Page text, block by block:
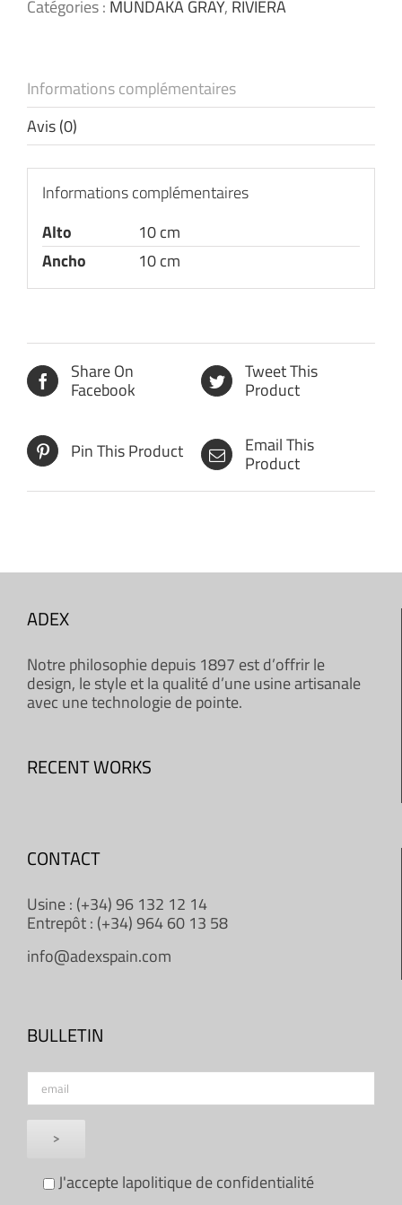
Catégories : MUNDAKA GRAY, RIVIERA
Informations complémentaires
Avis (0)
Informations complémentaires
Alto
10 cm
Ancho
10 cm
Share On
Facebook
Tweet This
Product
Pin This Product Email This
Product
ADEX
Notre philosophie depuis 1897 est d’offrir le
design, le style et la qualité d’une usine artisanale
avec une technologie de pointe.
RECENT WORKS
CONTACT
Usine : (+34) 96 132 12 14
Entrepôt : (+34) 964 60 13 58
info@adexspain.com
BULLETIN
J'accepte lapolitique de confidentialité